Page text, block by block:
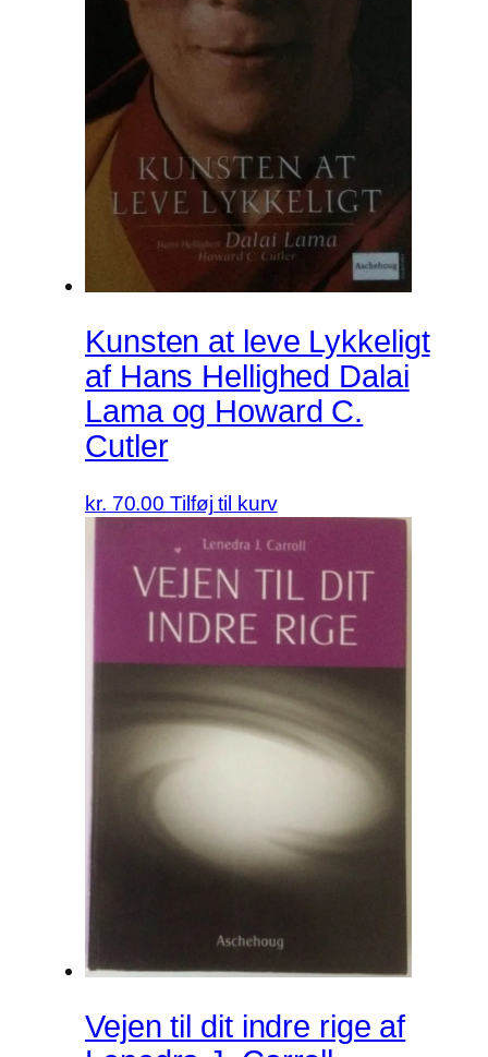
Kunsten at leve Lykkeligt
af Hans Hellighed Dalai
Lama og Howard C.
Cutler
kr. 70.00 Tilføj til kurv
Vejen til dit indre rige af